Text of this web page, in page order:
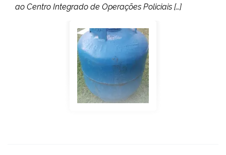
ao Centro Integrado de Operações Policiais […]